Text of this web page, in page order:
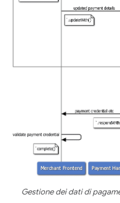
Gestione dei dati di